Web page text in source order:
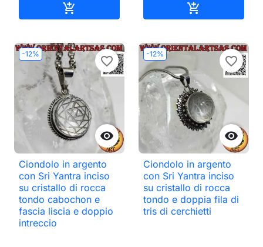
 
-12%

favorite_border
Ciondolo in argento
con Sri Yantra inciso
su cristallo di rocca
tondo cabochon e
fascia liscia e doppio
intreccio
-12%

favorite_border
Ciondolo in argento
con Sri Yantra inciso
su cristallo di rocca
tondo e doppia fila di
tris di cerchietti